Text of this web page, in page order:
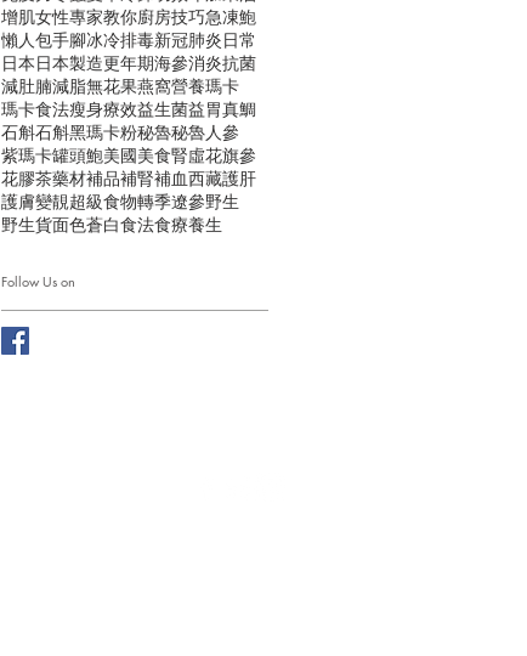
增肌女性專家教你廚房技巧急凍鮑
懶人包手腳冰冷排毒新冠肺炎日常
日本日本製造更年期海參消炎抗菌
減肚腩減脂無花果燕窩營養瑪卡
瑪卡食法瘦身療效益生菌益胃真鯛
石斛石斛黑瑪卡粉秘魯秘魯人參
紫瑪卡罐頭鮑美國美食腎虛花旗參
花膠茶藥材補品補腎補血西藏護肝
護膚變靚超級食物轉季遼參野生
野生貨面色蒼白食法食療養生
Follow Us on